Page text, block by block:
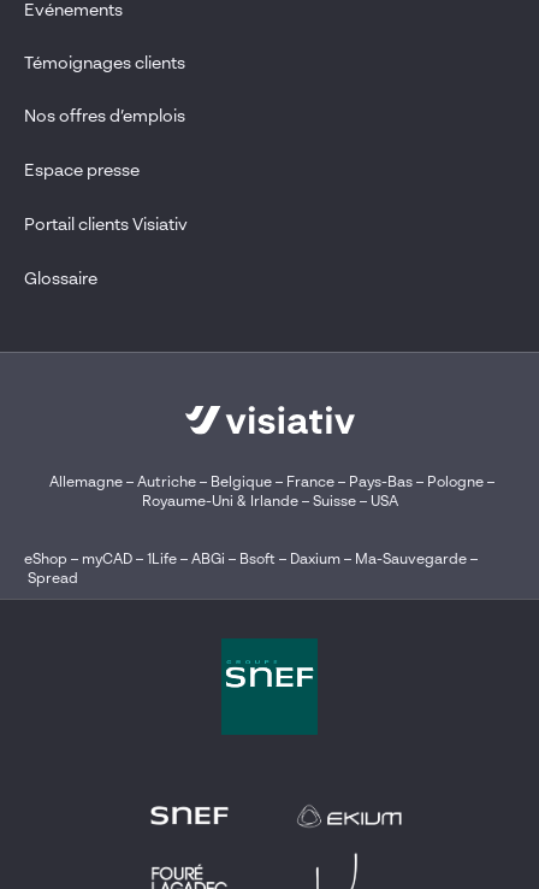
Evénements
Témoignages clients
Nos offres d’emplois
Espace presse
Portail clients Visiativ
Glossaire
Allemagne– Autriche– Belgique – France– Pays-Bas– Pologne–
Royaume-Uni & Irlande– Suisse– USA
eShop – myCAD – 1Life – ABGi – Bsoft – Daxium – Ma-Sauvegarde –
Spread